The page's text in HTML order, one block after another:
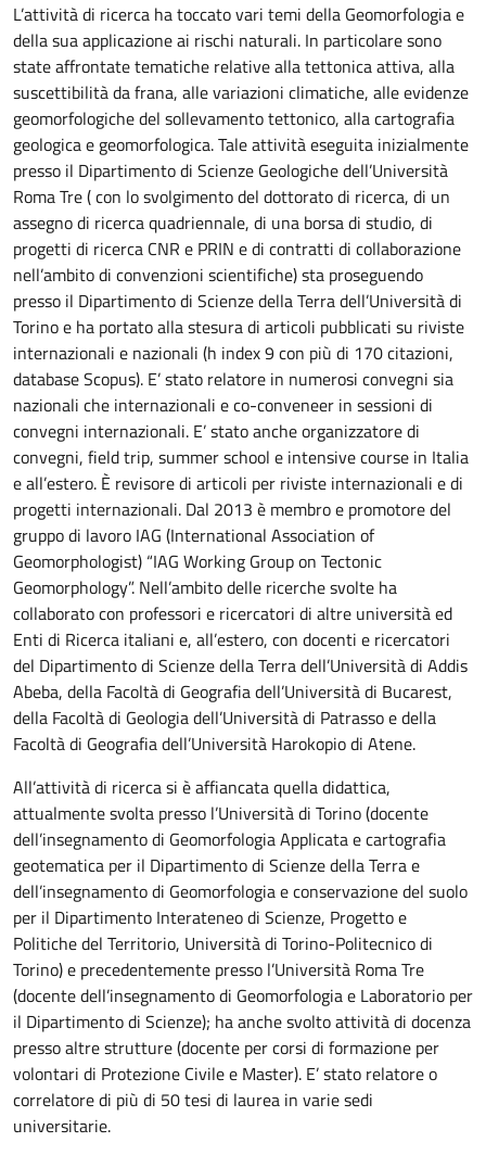
L’attività di ricerca ha toccato vari temi della Geomorfologia e
della sua applicazione ai rischi naturali. In particolare sono
state affrontate tematiche relative alla tettonica attiva, alla
suscettibilità da frana, alle variazioni climatiche, alle evidenze
geomorfologiche del sollevamento tettonico, alla cartografia
geologica e geomorfologica. Tale attività eseguita inizialmente
presso il Dipartimento di Scienze Geologiche dell’Università
Roma Tre ( con lo svolgimento del dottorato di ricerca, di un
assegno di ricerca quadriennale, di una borsa di studio, di
progetti di ricerca CNR e PRIN e di contratti di collaborazione
nell’ambito di convenzioni scientifiche) sta proseguendo
presso il Dipartimento di Scienze della Terra dell’Università di
Torino e ha portato alla stesura di articoli pubblicati su riviste
internazionali e nazionali (h index 9 con più di 170 citazioni,
database Scopus). E’ stato relatore in numerosi convegni sia
nazionali che internazionali e co-conveneer in sessioni di
convegni internazionali. E’ stato anche organizzatore di
convegni, field trip, summer school e intensive course in Italia
e all’estero. È revisore di articoli per riviste internazionali e di
progetti internazionali. Dal 2013 è membro e promotore del
gruppo di lavoro IAG (International Association of
Geomorphologist) “IAG Working Group on Tectonic
Geomorphology”. Nell’ambito delle ricerche svolte ha
collaborato con professori e ricercatori di altre università ed
Enti di Ricerca italiani e, all’estero, con docenti e ricercatori
del Dipartimento di Scienze della Terra dell’Università di Addis
Abeba, della Facoltà di Geografia dell’Università di Bucarest,
della Facoltà di Geologia dell’Università di Patrasso e della
Facoltà di Geografia dell’Università Harokopio di Atene.
All’attività di ricerca si è affiancata quella didattica,
attualmente svolta presso l’Università di Torino (docente
dell’insegnamento di Geomorfologia Applicata e cartografia
geotematica per il Dipartimento di Scienze della Terra e
dell’insegnamento di Geomorfologia e conservazione del suolo
per il Dipartimento Interateneo di Scienze, Progetto e
Politiche del Territorio, Università di Torino-Politecnico di
Torino) e precedentemente presso l’Università Roma Tre
(docente dell’insegnamento di Geomorfologia e Laboratorio per
il Dipartimento di Scienze); ha anche svolto attività di docenza
presso altre strutture (docente per corsi di formazione per
volontari di Protezione Civile e Master). E’ stato relatore o
correlatore di più di 50 tesi di laurea in varie sedi
universitarie.